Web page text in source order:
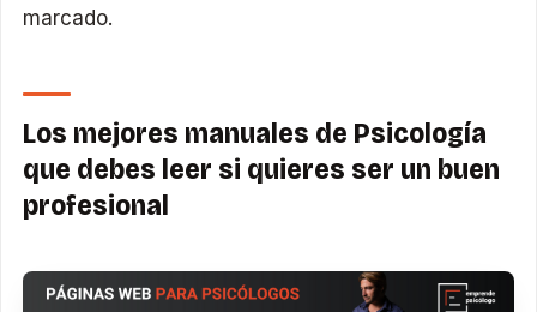
marcado.
Los mejores manuales de Psicología
que debes leer si quieres ser un buen
profesional